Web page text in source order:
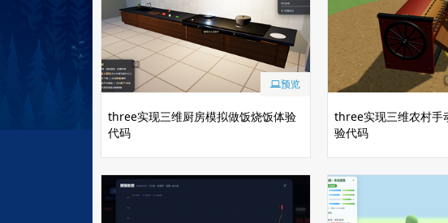
预览
three实现三维厨房模拟做饭烧饭体验
代码
three实现三维农村手
验代码